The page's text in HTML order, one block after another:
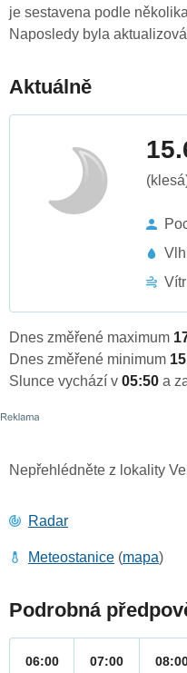
je sestavena podle
Naposledy byla
Aktuálně
Dnes změřené maximum
Dnes změřené minimum
Slunce vychází v 05:50 a
Nepřehlédněte z lokality
Radar
Meteostanice (mapa)
Podrobná
06:00 07:00